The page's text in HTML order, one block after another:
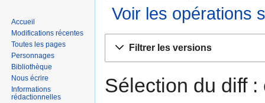
Voir les opérations
navigation
recherche
Filtrer les versions
Sélection du diff
Accueil
Modifications récentes
Toutes les pages
Personnages
Bibliothèque
Nous écrire
Informations
rédactionnelles